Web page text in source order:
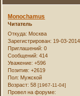
Monochamus
Читатель
Откуда: Москва
Зарегистрирован: 19-03-2014
Приглашений: 0
Сообщений: 414
Уважение: +596
Позитив: +2619
Пол: Мужской
Возраст: 58[1967-11-04]
Провел на форуме: